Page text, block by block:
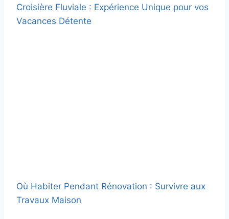
Croisière Fluviale : Expérience Unique pour vos
Vacances Détente
Où Habiter Pendant Rénovation : Survivre aux
Travaux Maison